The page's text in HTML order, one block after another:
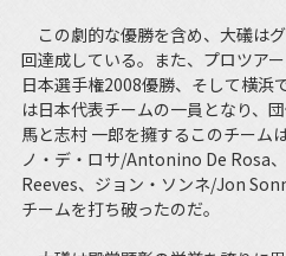
この劇的な優勝を含め、大礒は
回達成している。また、プロツア
日本選手権2008優勝、そして横浜
は日本代表チームの一員となり、
馬と志村 一郎を擁するこのチーム
ノ・デ・ロサ/Antonino De Rosa
Reeves、ジョン・ソンネ/Jon
チームを打ち破ったのだ。